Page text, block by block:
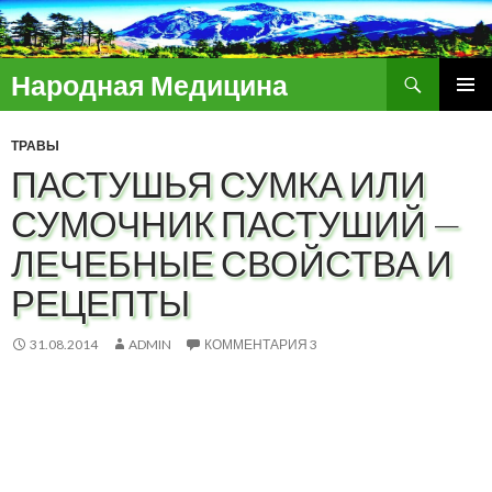
Народная Медицина
ПЕРЕЙТИ
СОДЕРЖИМОМУ
ТРАВЫ
ПАСТУШЬЯ СУМКА ИЛИ
СУМОЧНИК ПАСТУШИЙ —
ЛЕЧЕБНЫЕ СВОЙСТВА И
РЕЦЕПТЫ
31.08.2014 ADMIN КОММЕНТАРИЯ 3